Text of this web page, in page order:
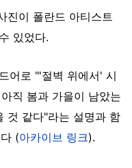
진이 폴란드 아티스트
있었다.
어로 "'절벽 위에서' 시
직 봄과 가을이 남았는
것 같다"라는 설명과 함
(아카이브 링크).